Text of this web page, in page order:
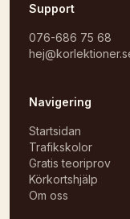
Support
076-686 75 68
Navigering
Startsidan
Trafikskolor
Gratis teoriprov
Körkortshjälp
Om oss